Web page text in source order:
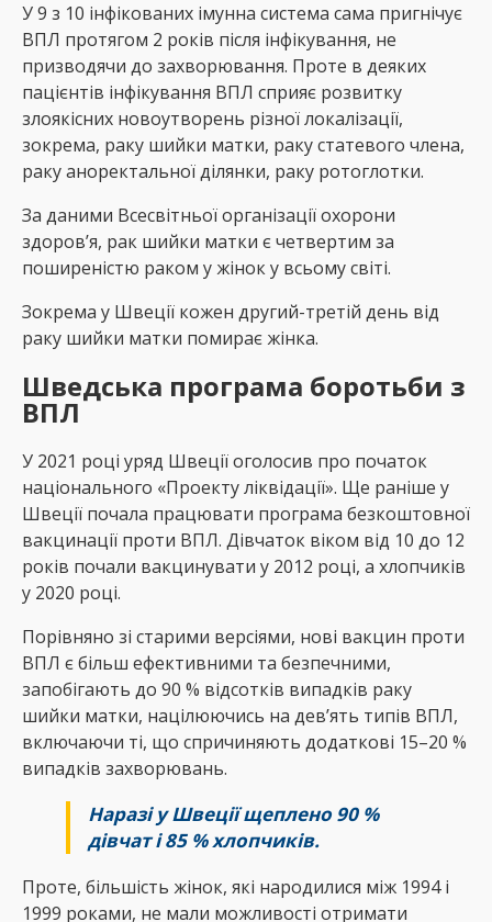
У 9 з 10 інфікованих імунна система сама пригнічує
ВПЛ протягом 2 років після інфікування, не
призводячи до захворювання. Проте в деяких
пацієнтів інфікування ВПЛ сприяє розвитку
злоякісних новоутворень різної локалізації,
зокрема, раку шийки матки, раку статевого члена,
раку аноректальної ділянки, раку ротоглотки.
За даними Всесвітньої організації охорони
здоров’я, рак шийки матки є четвертим за
поширеністю раком у жінок у всьому світі.
Зокрема у Швеції кожен другий-третій день від
раку шийки матки помирає жінка.
Шведська програма боротьби з
ВПЛ
У 2021 році уряд Швеції оголосив про початок
національного «Проекту ліквідації». Ще раніше у
Швеції почала працювати програма безкоштовної
вакцинації проти ВПЛ. Дівчаток віком від 10 до 12
років почали вакцинувати у 2012 році, а хлопчиків
у 2020 році.
Порівняно зі старими версіями, нові вакцин проти
ВПЛ є більш ефективними та безпечними,
запобігають до 90 % відсотків випадків раку
шийки матки, націлюючись на дев’ять типів ВПЛ,
включаючи ті, що спричиняють додаткові 15–20 %
випадків захворювань.
Наразі у Швеції щеплено 90 %
дівчат і 85 % хлопчиків.
Проте, більшість жінок, які народилися між 1994 і
1999 роками, не мали можливості отримати